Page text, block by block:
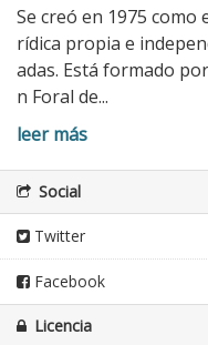
Se creó en 1975
rídica propia e
adas. Está formado
n Foral de...
leer más
Social
Twitter
Facebook
Licencia